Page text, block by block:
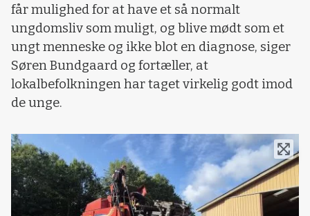
får mulighed for at have et så normalt
ungdomsliv som muligt, og blive mødt som et
ungt menneske og ikke blot en diagnose, siger
Søren Bundgaard og fortæller, at
lokalbefolkningen har taget virkelig godt imod
de unge.